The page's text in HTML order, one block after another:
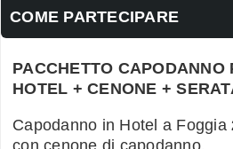
COME PARTECIPARE
PACCHETTO CAPODANNO
HOTEL + CENONE +
Capodanno in Hotel a Foggia
con cenone di capodanno.